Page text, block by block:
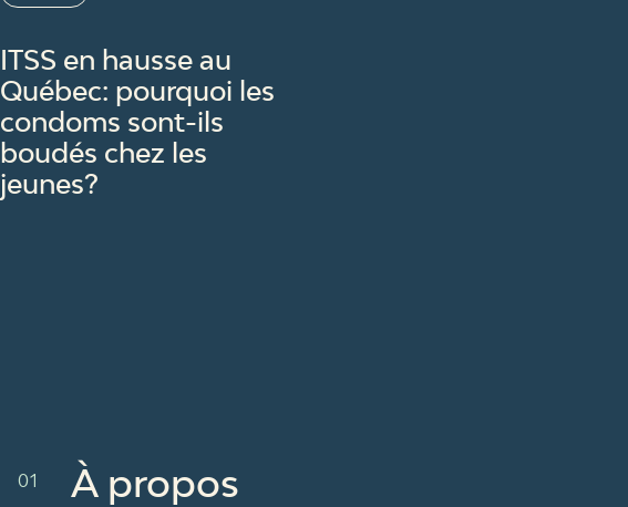
ITSS en hausse au
Québec: pourquoi les
condoms sont-ils
boudés chez les
jeunes?
À propos